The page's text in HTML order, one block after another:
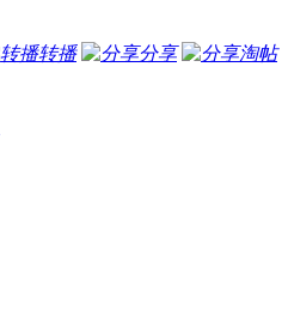
转播 分享
淘帖